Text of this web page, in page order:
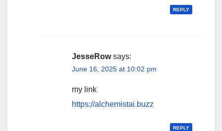
REPLY
JesseRow says:
June 16, 2025 at 10:02 pm
my link
https://alchemistai.buzz
REPLY